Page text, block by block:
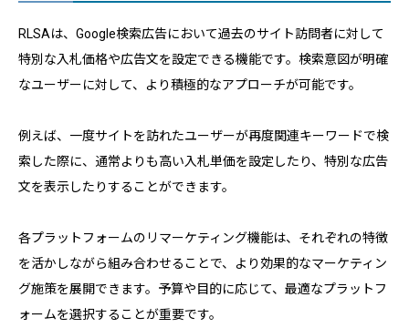
RLSAは、Google検索広告において過去のサイト訪問者に対して
特別な入札価格や広告文を設定できる機能です。検索意図が明確
なユーザーに対して、より積極的なアプローチが可能です。
例えば、一度サイトを訪れたユーザーが再度関連キーワードで検
索した際に、通常よりも高い入札単価を設定したり、特別な広告
文を表示したりすることができます。
各プラットフォームのリマーケティング機能は、それぞれの特徴
を活かしながら組み合わせることで、より効果的なマーケティン
グ施策を展開できます。予算や目的に応じて、最適なプラットフ
ォームを選択することが重要です。